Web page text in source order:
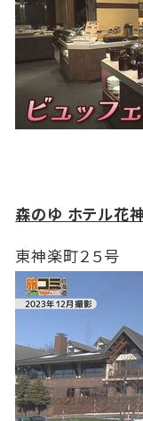
森のゆ ホテル花
東神楽町２５号